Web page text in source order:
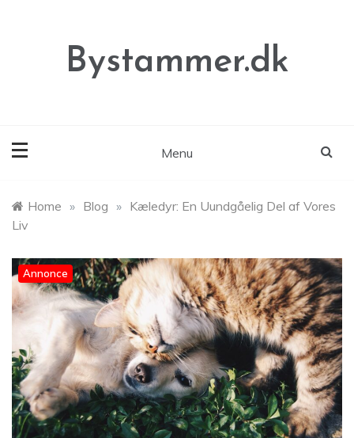
Bystammer.dk
Menu
Home » Blog » Kæledyr: En Uundgåelig Del af Vores
Liv
Annonce